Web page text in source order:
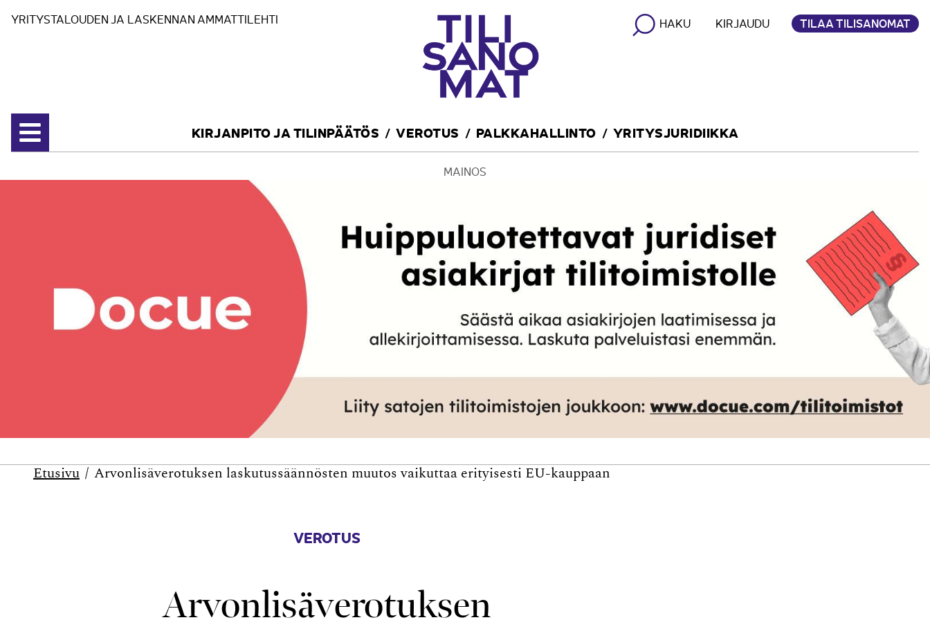
YRITYSTALOUDEN JA LASKENNAN AMMATTILEHTI HAKU KIRJAUDU TILAA TILISANOMAT
Avaa valikko
KIRJANPITO JA TILINPÄÄTÖS VEROTUS PALKKAHALLINTO YRITYSJURIDIIKKA
MAINOS
Etusivu Arvonlisäverotuksen laskutussäännösten muutos vaikuttaa erityisesti EU-kauppaan
VEROTUS
Arvonlisäverotuksen